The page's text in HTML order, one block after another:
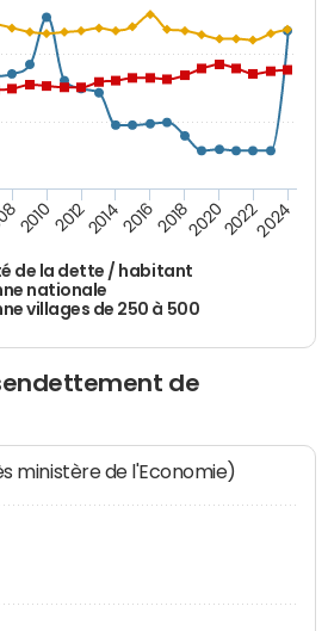
de la dette / habitant
nationale
villages de 250 à 500
20102012201420162018202020222024
de
ministère de l'Economie)